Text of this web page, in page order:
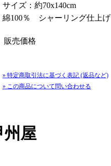
サイズ：約70x140cm
綿100％ シャーリング仕上げ
販売価格
» 特定商取引法に基づく表記 (返品など)
» この商品について問い合わせる
屋